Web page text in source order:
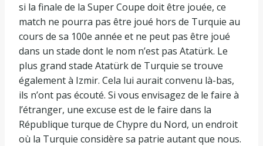
si la finale de la Super Coupe doit être jouée, ce
match ne pourra pas être joué hors de Turquie au
cours de sa 100e année et ne peut pas être joué
dans un stade dont le nom n’est pas Atatürk. Le
plus grand stade Atatürk de Turquie se trouve
également à Izmir. Cela lui aurait convenu là-bas,
ils n’ont pas écouté. Si vous envisagez de le faire à
l’étranger, une excuse est de le faire dans la
République turque de Chypre du Nord, un endroit
où la Turquie considère sa patrie autant que nous.